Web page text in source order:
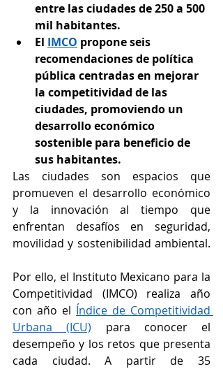
entre las ciudades de 250 a 500
mil habitantes.
El IMCO propone seis
recomendaciones de política
pública centradas en mejorar
la competitividad de las
ciudades, promoviendo un
desarrollo económico
sostenible para beneficio de
sus habitantes.
Las ciudades son espacios que
promueven el desarrollo económico
y la innovación al tiempo que
enfrentan desafíos en seguridad,
movilidad y sostenibilidad ambiental.
Por ello, el Instituto Mexicano para la
Competitividad (IMCO) realiza año
con año el Índice de Competitividad
Urbana (ICU) para conocer el
desempeño y los retos que presenta
cada ciudad. A partir de 35